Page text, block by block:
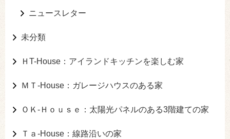
ニュースレター
未分類
ＨT-House：アイランドキッチンを楽しむ家
ＭＴ-House：ガレージハウスのある家
ＯＫ-Ｈｏｕｓｅ：太陽光パネルのある3階建ての家
Ｔａ-House：線路沿いの家